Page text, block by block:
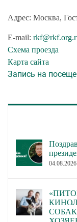
Адрес: Москва,
E-mail:
Схема проезда
Карта сайта
Запись на
04.08.2026